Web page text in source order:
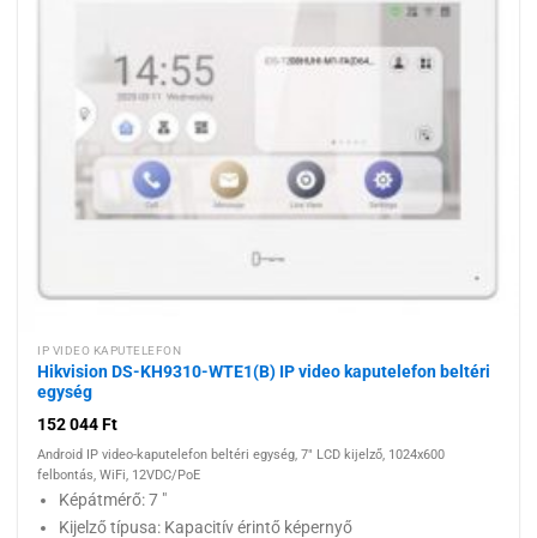
kívánságlistához
IP VIDEO KAPUTELEFON
Hikvision DS-KH9310-WTE1(B) IP video kaputelefon beltéri
egység
152 044Ft
Android IP video-kaputelefon beltéri egység, 7" LCD kijelző, 1024x600
felbontás, WiFi, 12VDC/PoE
Képátmérő: 7 "
Kijelző típusa: Kapacitív érintő képernyő